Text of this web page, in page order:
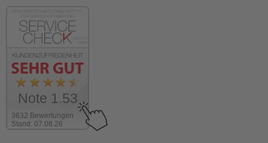
3632 Bewertungen
Stand: 07.08.26
Note 1.53